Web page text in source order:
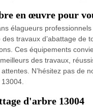
en œuvre pour
élagueurs
travaux d’abattage de
Ces équipements
des travaux,
N’hésitez pas de
d'arbre 13004